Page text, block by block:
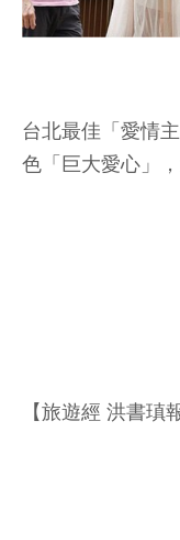
台北最佳「愛情
色「巨大愛心」
【旅遊經 洪書瑱